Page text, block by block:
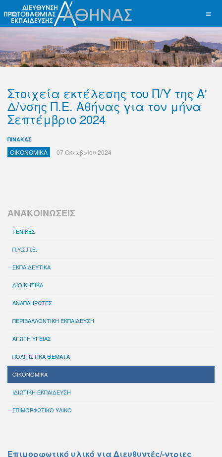
Στοιχεία εκτέλεσης του Π/Υ της Α'
Δ/νσης Π.Ε. Αθήνας για τον μήνα
Σεπτέμβριο 2024
ΠΙΝΑΚΑΣ
ΟΙΚΟΝΟΜΙΚΑ 07 Οκτωβρίου 2024
ΑΝΑΚΟΙΝΩΣΕΙΣ
ΓΕΝΙΚΕΣ
Π.Υ.Σ.Π.Ε.
ΕΚΠΑΙΔΕΥΤΙΚΑ
ΔΙΟΙΚΗΤΙΚΑ
ΑΝΑΠΛΗΡΩΤΕΣ
ΠΕΡΙΒΑΛΛΟΝΤΙΚΗ ΕΚΠΑΙΔΕΥΣΗ
ΑΓΩΓΗ ΥΓΕΙΑΣ
ΠΟΛΙΤΙΣΤΙΚΑ ΘΕΜΑΤΑ
ΟΙΚΟΝΟΜΙΚΑ
ΙΔΙΩΤΙΚΗ ΕΚΠΑΙΔΕΥΣΗ
ΕΠΙΜΟΡΦΩΤΙΚΟ ΥΛΙΚΟ
Επιμορφωτικό υλικό για Διευθυντές/-ντριες